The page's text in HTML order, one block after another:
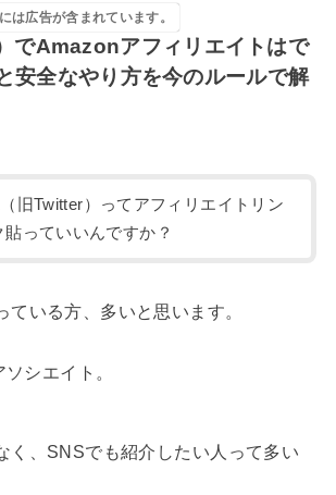
は広告が含まれています。
でAmazonアフィリエイトはで
安全なやり方を今のルールで解
旧Twitter）ってアフィリエイトリン
貼っていいんですか？
ている方、多いと思います。
シエイト。
く、SNSでも紹介したい人って多い